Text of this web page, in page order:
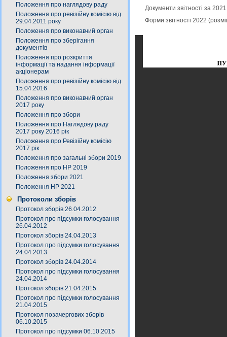
Положення про наглядову раду
Положення про ревізійну комісію від
29.04.2011 року
Положення про виконавчий орган
Положення про зберігання
документів
Положення про розкриття
інформації та надання інформації
акціонерам
Положення про ревізійну комісію від
15.04.2016
Положення про виконавчий орган
2017 року
Положення про збори
Положення про Наглядову раду
2017 року 2016 рік
Положення про Ревізійну комісію
2017 рік
Положення про загальні збори 2019
Положення про НР 2019
Положення збори 2021
Положення НР 2021
Протоколи зборів
Протокол зборів 26.04.2012
Протокол про підсумки голосування
26.04.2012
Протокол зборів 24.04.2013
Протокол про підсумки голосування
24.04.2013
Протокол зборів 24.04.2014
Протокол про підсумки голосування
24.04.2014
Протокол зборів 21.04.2015
Протокол про підсумки голосування
21.04.2015
Протокол позачергових зборів
06.10.2015
Протокол про підсумки 06.10.2015
Документи звітності за
Форми звітності 2022